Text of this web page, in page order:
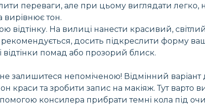
переваги, але при цьому виглядати
вирівнює тон.
На вилиці нанести красивий,
досить підкреслити форму
помад або прозорий блиск.
залишитеся непоміченою! Відмінний варіант
краси та зробити запис на макіяж. Тут варто
консилера прибрати темні кола під